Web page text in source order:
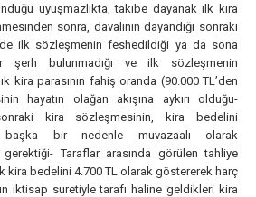
uyuşmazlıkta, takibe dayanak ilk kira
sonra, davalının dayandığı sonraki
ilk sözleşmenin feshedildiği ya da sona
şerh bulunmadığı ve ilk sözleşmenin
kira parasının fahiş oranda (90.000 TL’den
hayatın olağan akışına aykırı olduğu-
sonraki kira sözleşmesinin, kira bedelini
başka bir nedenle muvazaalı olarak
Taraflar arasında görülen tahliye
kira bedelini 4.700 TL olarak göstererek harç
iktisap suretiyle tarafı haline geldikleri kira